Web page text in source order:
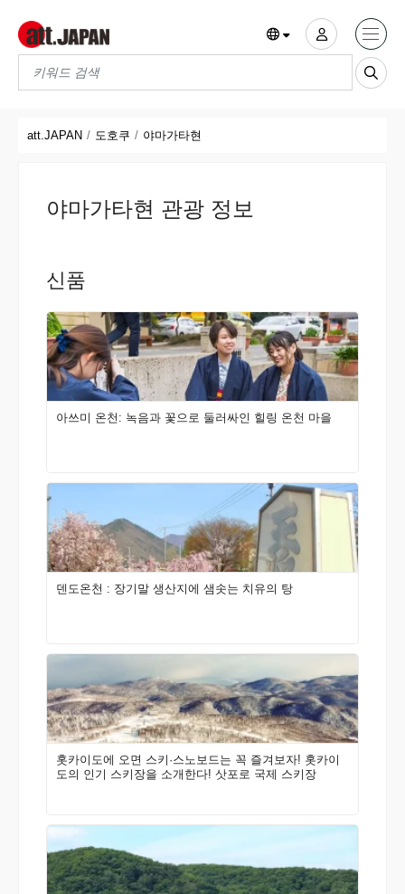
Translations title cont
att.JAPAN 도호쿠 야마가타현
야마가타현 관광 정보
신품
아쓰미 온천: 녹음과 꽃으로 둘러싸인 힐링 온천 마을
덴도온천 : 장기말 생산지에 샘솟는 치유의 탕
홋카이도에 오면 스키·스노보드는 꼭 즐겨보자! 홋카이
도의 인기 스키장을 소개한다! 삿포로 국제 스키장